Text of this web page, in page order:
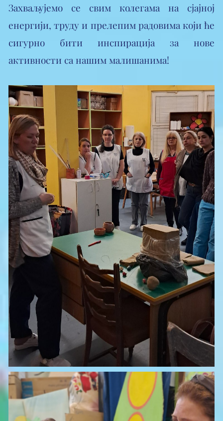
​Захваљујемо се свим колегама на сјајној
енергији, труду и прелепим радовима који ће
сигурно бити инспирација за нове
активности са нашим малишанима!